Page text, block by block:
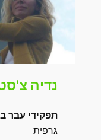
נדיה
תפקידי עבר
גרפית